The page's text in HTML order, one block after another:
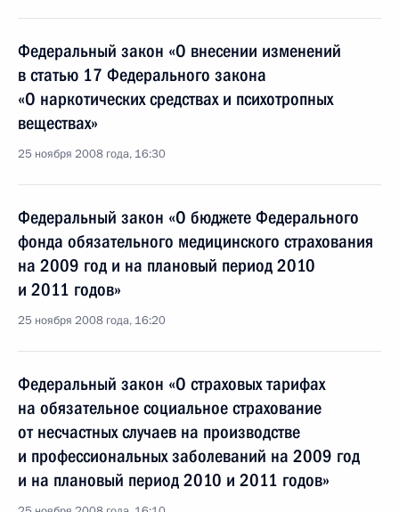
Федеральный закон «О внесении изменений
в статью 17 Федерального закона
«О наркотических средствах и психотропных
веществах»
25 ноября 2008 года, 16:30
Федеральный закон «О бюджете Федерального
фонда обязательного медицинского страхования
на 2009 год и на плановый период 2010
и 2011 годов»
25 ноября 2008 года, 16:20
Федеральный закон «О страховых тарифах
на обязательное социальное страхование
от несчастных случаев на производстве
и профессиональных заболеваний на 2009 год
и на плановый период 2010 и 2011 годов»